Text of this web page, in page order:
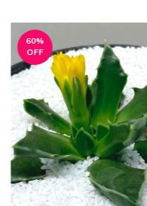
60%
OFF